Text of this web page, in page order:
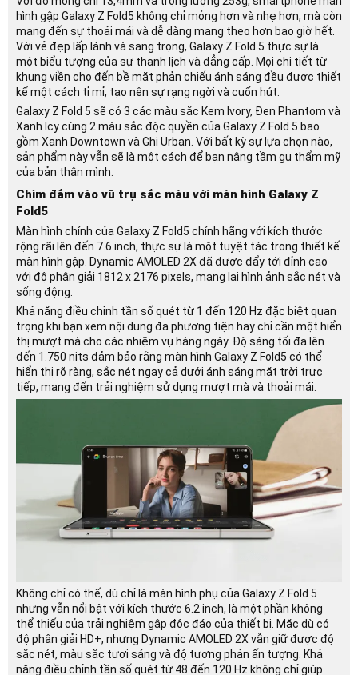
hình gập Galaxy Z Fold5 không chỉ mỏng hơn và nhẹ hơn, mà còn
mang đến sự thoải mái và dễ dàng mang theo hơn bao giờ hết.
Với vẻ đẹp lấp lánh và sang trọng, Galaxy Z Fold 5 thực sự là
một biểu tượng của sự thanh lịch và đẳng cấp. Mọi chi tiết từ
khung viền cho đến bề mặt phản chiếu ánh sáng đều được thiết
kế một cách tỉ mỉ, tạo nên sự rạng ngời và cuốn hút.
Galaxy Z Fold 5 sẽ có 3 các màu sắc Kem Ivory, Đen Phantom và
Xanh Icy cùng 2 màu sắc độc quyền của Galaxy Z Fold 5 bao
gồm Xanh Downtown và Ghi Urban. Với bất kỳ sự lựa chọn nào,
sản phẩm này vẫn sẽ là một cách để bạn nâng tầm gu thẩm mỹ
của bản thân mình.
Chìm đắm vào vũ trụ sắc màu với màn hình Galaxy Z
Fold5
Màn hình chính của Galaxy Z Fold5 chính hãng với kích thước
rộng rãi lên đến 7.6 inch, thực sự là một tuyệt tác trong thiết kế
màn hình gập. Dynamic AMOLED 2X đã được đẩy tới đỉnh cao
với độ phân giải 1812 x 2176 pixels, mang lại hình ảnh sắc nét và
sống động.
Khả năng điều chỉnh tần số quét từ 1 đến 120 Hz đặc biệt quan
trọng khi bạn xem nội dung đa phương tiện hay chỉ cần một hiển
thị mượt mà cho các nhiệm vụ hàng ngày. Độ sáng tối đa lên
đến 1.750 nits đảm bảo rằng màn hình Galaxy Z Fold5 có thể
hiển thị rõ ràng, sắc nét ngay cả dưới ánh sáng mặt trời trực
tiếp, mang đến trải nghiệm sử dụng mượt mà và thoải mái.
Không chỉ có thế, dù chỉ là màn hình phụ của Galaxy Z Fold 5
nhưng vẫn nổi bật với kích thước 6.2 inch, là một phần không
thể thiếu của trải nghiệm gập độc đáo của thiết bị. Mặc dù có
độ phân giải HD+, nhưng Dynamic AMOLED 2X vẫn giữ được độ
sắc nét, màu sắc tươi sáng và độ tương phản ấn tượng. Khả
năng điều chỉnh tần số quét từ 48 đến 120 Hz không chỉ giúp